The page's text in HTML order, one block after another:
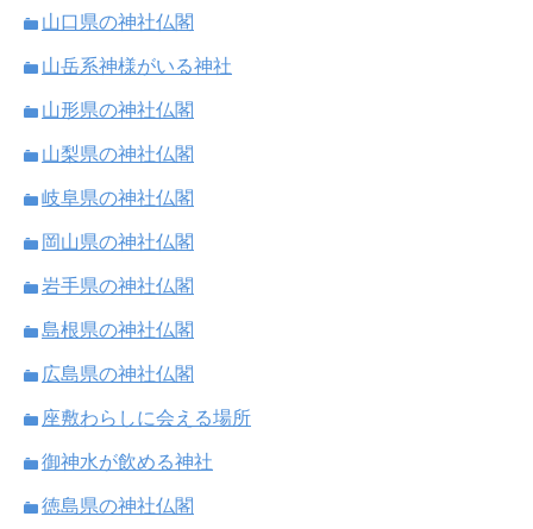
山口県の神社仏閣
山岳系神様がいる神社
山形県の神社仏閣
山梨県の神社仏閣
岐阜県の神社仏閣
岡山県の神社仏閣
岩手県の神社仏閣
島根県の神社仏閣
広島県の神社仏閣
座敷わらしに会える場所
御神水が飲める神社
徳島県の神社仏閣